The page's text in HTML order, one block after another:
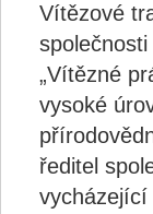
Vítězové
„Vítězné
vysoké
ředitel
vycházející